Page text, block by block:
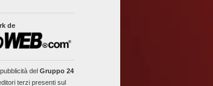
de
del Gruppo 24
terzi presenti sul